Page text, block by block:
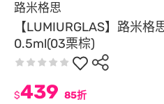
路米格思
【LUMIURGLAS】路米
0.5ml(03栗棕)
$439 85折